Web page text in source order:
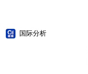
国际分析